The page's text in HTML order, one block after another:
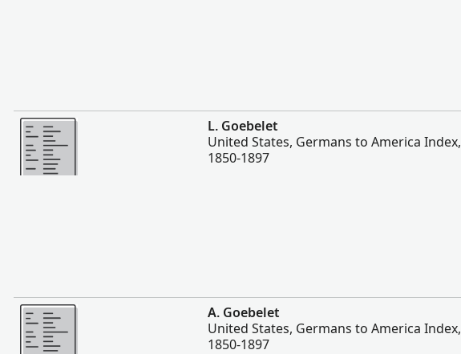
Más
L. Goebelet
United States, Germans to America Index,
1850-1897
Más
A. Goebelet
United States, Germans to America Index,
1850-1897